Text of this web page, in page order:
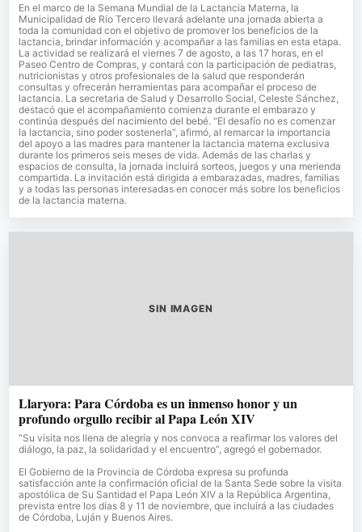
En el marco de la Semana Mundial de la Lactancia Materna, la
Municipalidad de Río Tercero llevará adelante una jornada abierta a
toda la comunidad con el objetivo de promover los beneficios de la
lactancia, brindar información y acompañar a las familias en esta etapa.
La actividad se realizará el viernes 7 de agosto, a las 17 horas, en el
Paseo Centro de Compras, y contará con la participación de pediatras,
nutricionistas y otros profesionales de la salud que responderán
consultas y ofrecerán herramientas para acompañar el proceso de
lactancia. La secretaria de Salud y Desarrollo Social, Celeste Sánchez,
destacó que el acompañamiento comienza durante el embarazo y
continúa después del nacimiento del bebé. “El desafío no es comenzar
la lactancia, sino poder sostenerla”, afirmó, al remarcar la importancia
del apoyo a las madres para mantener la lactancia materna exclusiva
durante los primeros seis meses de vida. Además de las charlas y
espacios de consulta, la jornada incluirá sorteos, juegos y una merienda
compartida. La invitación está dirigida a embarazadas, madres, familias
y a todas las personas interesadas en conocer más sobre los beneficios
de la lactancia materna.
SIN IMAGEN
Llaryora: Para Córdoba es un inmenso honor y un
profundo orgullo recibir al Papa León XIV
“Su visita nos llena de alegría y nos convoca a reafirmar los valores del
diálogo, la paz, la solidaridad y el encuentro”, agregó el gobernador.
El Gobierno de la Provincia de Córdoba expresa su profunda
satisfacción ante la confirmación oficial de la Santa Sede sobre la visita
apostólica de Su Santidad el Papa León XIV a la República Argentina,
prevista entre los días 8 y 11 de noviembre, que incluirá a las ciudades
de Córdoba, Luján y Buenos Aires.